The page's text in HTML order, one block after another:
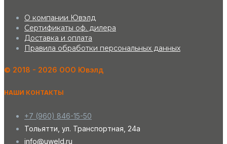
О компании Ювэлд
Сертификаты оф. дилера
Доставка и оплата
Правила обработки персональных данных
©️ 2018 - 2026 ООО Ювэлд
НАШИ КОНТАКТЫ
+7 (960) 846-15-50
Тольятти, ул. Транспортная, 24а
info@uweld.ru